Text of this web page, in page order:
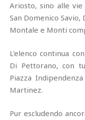
Ariosto, sino alle
San Domenico Savio,
Montale e Monti
L'elenco continua
Di Pettorano, con
Piazza
Martinez.
Pur escludendo